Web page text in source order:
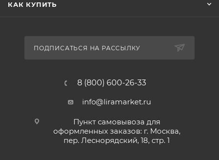
КАК КУПИТЬ
ПОДПИСАТЬСЯ НА РАССЫЛКУ
8 (800) 600-26-33
info@liramarket.ru
Пункт самовывоза для
оформленных заказов: г. Москва,
пер. Леснорядский, 18, стр. 1